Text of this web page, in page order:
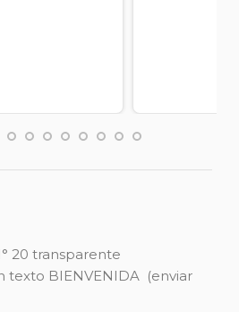
20 transparente
texto BIENVENIDA (enviar